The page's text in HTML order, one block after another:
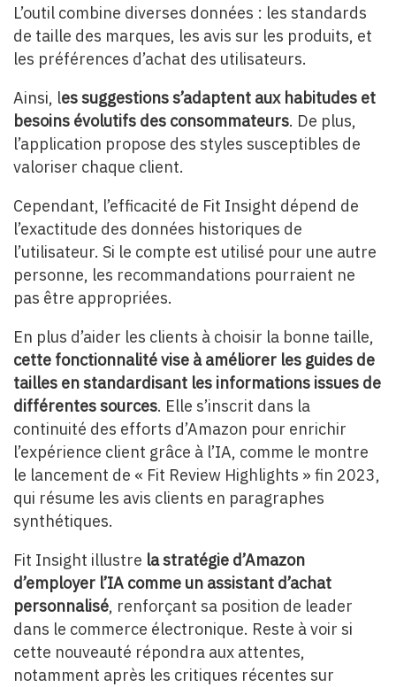
L’outil combine diverses données : les standards
de taille des marques, les avis sur les produits, et
les préférences d’achat des utilisateurs.
Ainsi, les suggestions s’adaptent aux habitudes et
besoins évolutifs des consommateurs. De plus,
l’application propose des styles susceptibles de
valoriser chaque client.
Cependant, l’efficacité de Fit Insight dépend de
l’exactitude des données historiques de
l’utilisateur. Si le compte est utilisé pour une autre
personne, les recommandations pourraient ne
pas être appropriées.
En plus d’aider les clients à choisir la bonne taille,
cette fonctionnalité vise à améliorer les guides de
tailles en standardisant les informations issues de
différentes sources. Elle s’inscrit dans la
continuité des efforts d’Amazon pour enrichir
l’expérience client grâce à l’IA, comme le montre
le lancement de « Fit Review Highlights » fin 2023,
qui résume les avis clients en paragraphes
synthétiques.
Fit Insight illustre la stratégie d’Amazon
d’employer l’IA comme un assistant d’achat
personnalisé, renforçant sa position de leader
dans le commerce électronique. Reste à voir si
cette nouveauté répondra aux attentes,
notamment après les critiques récentes sur